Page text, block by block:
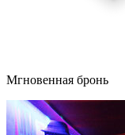
Мгновенная бронь